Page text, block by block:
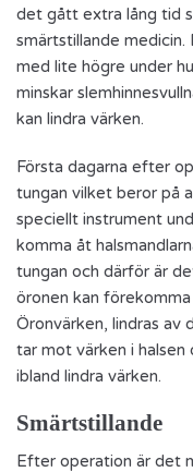
det gått extra lång tid
smärtstillande
med lite högre under
minskar
kan lindra värken.
Första dagarna efter
tungan vilket beror på
speciellt instrument
komma åt
tungan och därför är
öronen kan
Öronvärken, lindras av
tar mot värken i
ibland lindra värken.
Smärtstillande
Efter operation är det